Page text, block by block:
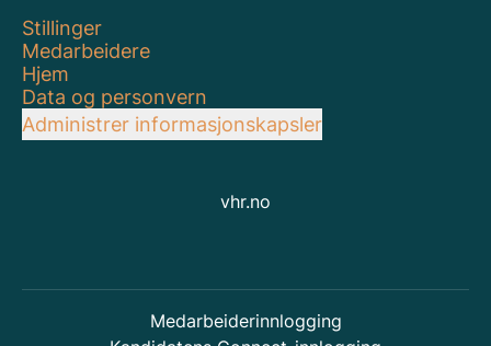
Stillinger
Medarbeidere
Hjem
Data og personvern
Administrer informasjonskapsler
vhr.no
Medarbeiderinnlogging